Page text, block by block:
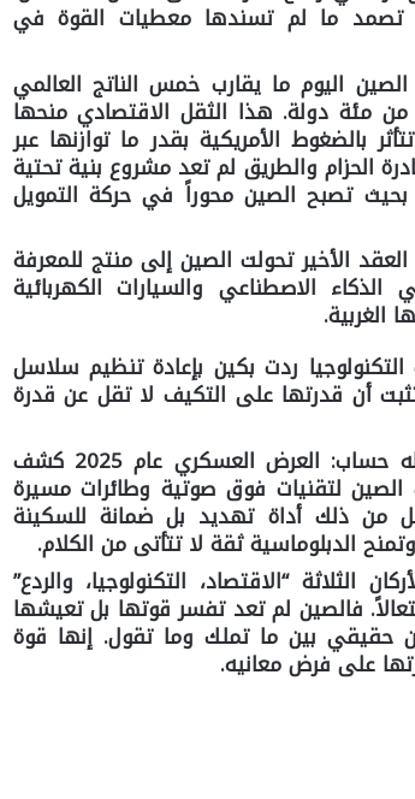
تصمد ما لم تسندها معطيات القوة في
اليوم ما يقارب خمس الناتج العالمي
من مئة دولة. هذا الثقل الاقتصادي منحها
بالضغوط الأمريكية بقدر ما توازنها عبر
الحزام والطريق لم تعد مشروع بنية تحتية
بحيث تصبح الصين محوراً في حركة التمويل
الأخير تحولت الصين إلى منتج للمعرفة
الاصطناعي والسيارات الكهربائية
الغربية.
ردت بكين بإعادة تنظيم سلاسل
أن قدرتها على التكيف لا تقل عن قدرة
حساب:
العرض العسكري عام 2025 كشف
الصين لتقنيات فوق صوتية وطائرات مسيرة
من ذلك أداة تهديد بل ضمانة للسكينة
الدبلوماسية ثقة لا تتأتى من الكلام.
الثلاثة “الاقتصاد، التكنولوجيا، والردع”
فالصين لم تعد تفسر قوتها بل تعيشها
حقيقي بين ما تملك وما تقول. إنها قوة
على فرض معانيه.